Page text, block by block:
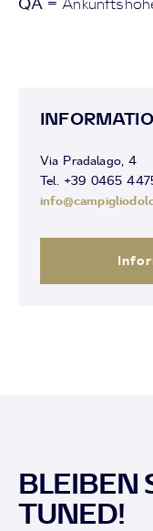
=
Via Pradalago, 4
Tel. +39 0465
BLEIBEN
TUNED!